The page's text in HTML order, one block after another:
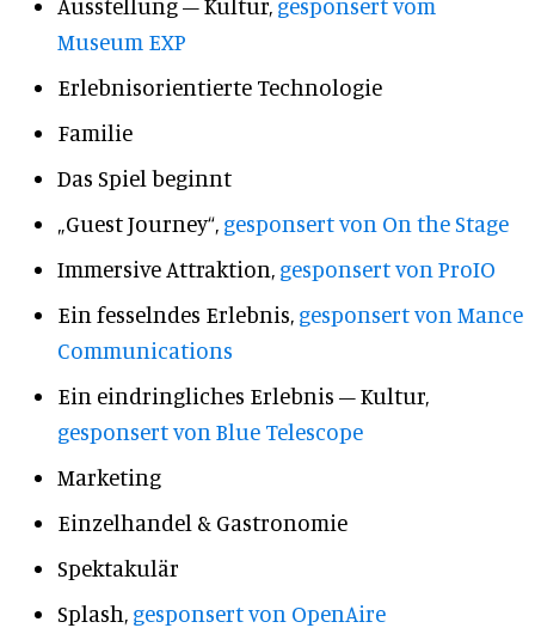
Museum EXP
Erlebnisorientierte Technologie
Familie
Das Spiel beginnt
„Guest Journey“, gesponsert von On the Stage
Immersive Attraktion, gesponsert von ProIO
Ein fesselndes Erlebnis, gesponsert von Mance
Communications
Ein eindringliches Erlebnis – Kultur,
gesponsert von Blue Telescope
Marketing
Einzelhandel & Gastronomie
Spektakulär
Splash, gesponsert von OpenAire